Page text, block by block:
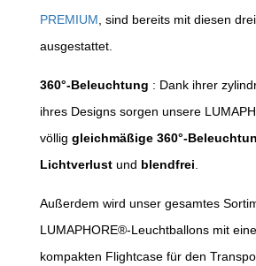
PREMIUM, sind bereits mit diesen
ausgestattet.
360°-Beleuchtung : Dank ihrer
ihres Designs sorgen unsere
völlig gleichmäßige 360°-
Lichtverlust und blendfrei.
Außerdem wird unser gesamtes
LUMAPHORE®-Leuchtballons mit
kompakten Flightcase für den